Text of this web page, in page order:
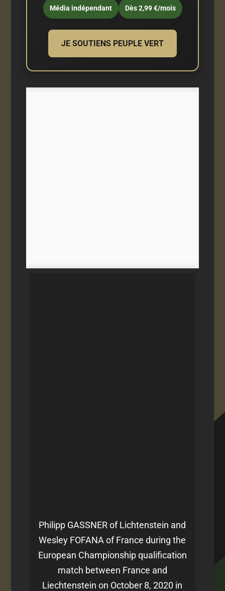
Média indépendant Dès 2,99 €/mois
JE SOUTIENS PEUPLE VERT
Philipp GASSNER of Lichtenstein and
Wesley FOFANA of France during the
European Championship qualification
match between France and
Liechtenstein on October 8, 2020 in